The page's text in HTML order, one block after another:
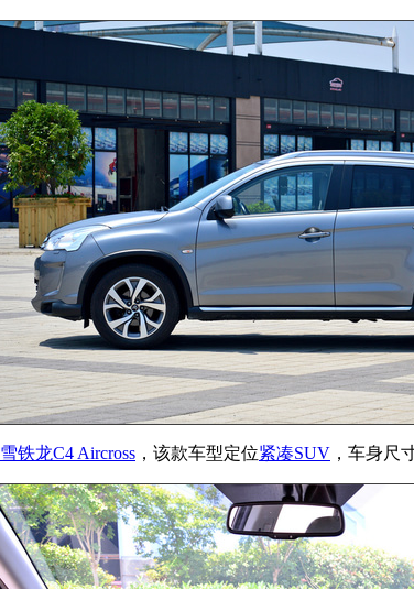
雪铁龙C4 Aircross ，该款车型定位紧凑SUV ，车身尺